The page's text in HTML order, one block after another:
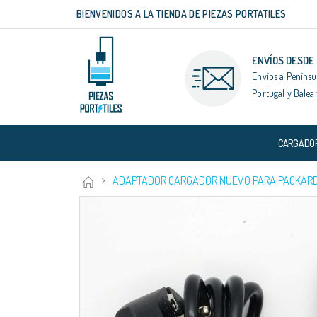
contenido
BIENVENIDOS A LA TIENDA DE PIEZAS PORTATILES
ENVÍOS
Envíos a
Portugal y
ADAPTADOR CARGADOR NUEVO PARA